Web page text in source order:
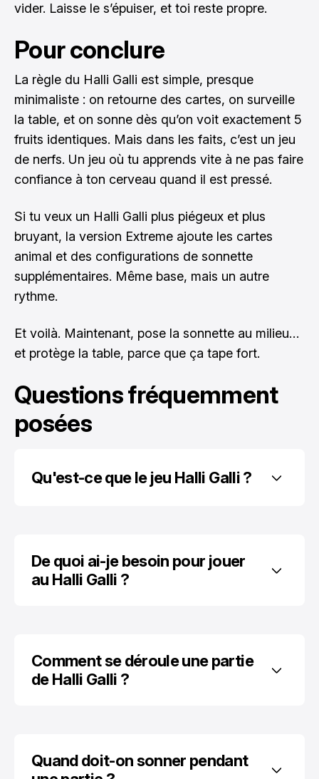
vider. Laisse le s’épuiser, et toi reste propre.
Pour conclure
La règle du Halli Galli est simple, presque
minimaliste : on retourne des cartes, on surveille
la table, et on sonne dès qu’on voit exactement 5
fruits identiques. Mais dans les faits, c’est un jeu
de nerfs. Un jeu où tu apprends vite à ne pas faire
confiance à ton cerveau quand il est pressé.
Si tu veux un Halli Galli plus piégeux et plus
bruyant, la version Extreme ajoute les cartes
animal et des configurations de sonnette
supplémentaires. Même base, mais un autre
rythme.
Et voilà. Maintenant, pose la sonnette au milieu…
et protège la table, parce que ça tape fort.
Questions fréquemment
posées
Qu'est-ce que le jeu Halli Galli ?
De quoi ai-je besoin pour jouer
au Halli Galli ?
Comment se déroule une partie
de Halli Galli ?
Quand doit-on sonner pendant